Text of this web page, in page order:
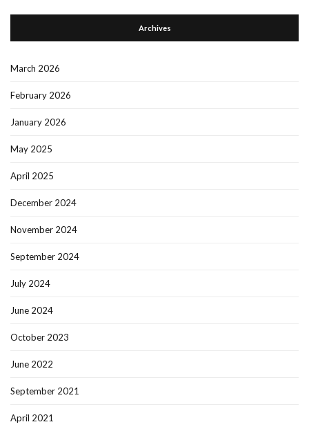
Archives
March 2026
February 2026
January 2026
May 2025
April 2025
December 2024
November 2024
September 2024
July 2024
June 2024
October 2023
June 2022
September 2021
April 2021